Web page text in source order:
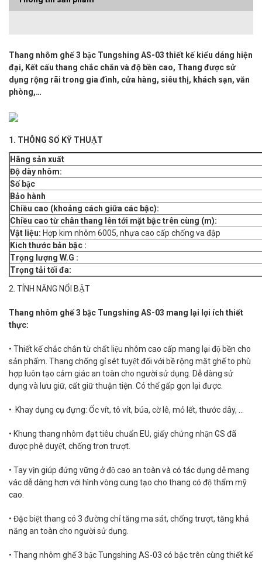
Thang nhôm ghế 3 bậc Tungshing AS-03 thiết kế kiểu dáng hiện
đại, Kết cấu thang chắc chắn và độ bền cao, Thang được sử
dụng rộng rãi trong gia đình, cửa hàng, siêu thị, khách sạn, văn
phòng,…
1. THÔNG SỐ KỸ THUẬT
Hãng sản xuất
Độ dày nhôm:
Số bậc
Bảo hành
Chiều cao (khoảng cách giữa các bậc):
Chiều cao từ chân thang lên tới mặt bậc trên cùng (m):
Vật liệu: Hợp kim nhôm 6005, nhựa cao cấp chống va đập
Kich thước bản bậc :
Trọng lượng W.G :
Trọng tải tối đa:
2. TÍNH NĂNG NỔI BẬT
Thang nhôm ghế 3 bậc Tungshing AS-03 mang lại lợi ích thiết
thực:
• Thiết kế chắc chắn từ chất liệu nhôm cao cấp mang lại độ bền cho
sản phẩm. Thang chống gỉ sét tuyệt đối với bề rộng mặt ghế to phù
hợp luôn tạo cảm giác an toàn cho người sử dụng. Dễ dàng sử
dụng và lưu giữ, cất giữ thuận tiện. Có thể gấp gọn lại được.
• Khay dụng cụ đựng: Ốc vít, tô vít, búa, cờ lê, mỏ lết, thước dây, …
• Khung thang nhôm đạt tiêu chuẩn EU, giấy chứng nhận GS đã
được phê duyệt, chống trơn trượt.
• Tay vịn giúp đứng vững ở độ cao an toàn và có tác dụng dễ mang
vác dễ dàng hơn với hình vòng cung tạo cho thang có độ thẩm mỹ
cao.
• Đặc biệt thang có 3 đường chỉ tăng ma sát, chống trượt, tăng khả
năng an toàn cho người sử dụng.
• Thang nhôm ghế 3 bậc Tungshing AS-03 có bậc trên cùng thiết kế